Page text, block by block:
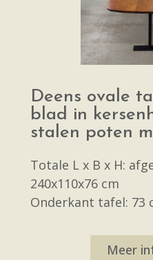
Deens ovale
blad in
stalen poten
Totale L x B x H:
240x110x76 cm
Onderkant tafel: 73
Meer